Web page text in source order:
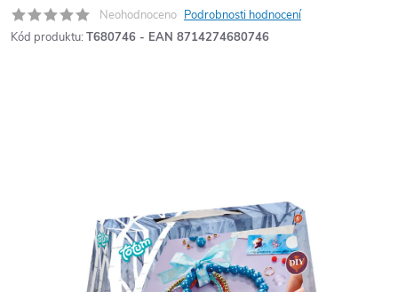
Neohodnoceno Podrobnosti hodnocení
Kód produktu: T680746 - EAN 8714274680746